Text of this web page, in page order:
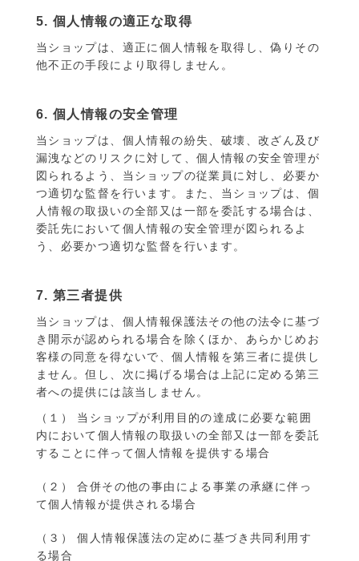
5. 個人情報の適正な取得
当ショップは、適正に個人情報を取得し、偽りその
他不正の手段により取得しません。
6. 個人情報の安全管理
当ショップは、個人情報の紛失、破壊、改ざん及び
漏洩などのリスクに対して、個人情報の安全管理が
図られるよう、当ショップの従業員に対し、必要か
つ適切な監督を行います。また、当ショップは、個
人情報の取扱いの全部又は一部を委託する場合は、
委託先において個人情報の安全管理が図られるよ
う、必要かつ適切な監督を行います。
7. 第三者提供
当ショップは、個人情報保護法その他の法令に基づ
き開示が認められる場合を除くほか、あらかじめお
客様の同意を得ないで、個人情報を第三者に提供し
ません。但し、次に掲げる場合は上記に定める第三
者への提供には該当しません。
（１） 当ショップが利用目的の達成に必要な範囲
内において個人情報の取扱いの全部又は一部を委託
することに伴って個人情報を提供する場合
（２） 合併その他の事由による事業の承継に伴っ
て個人情報が提供される場合
（３） 個人情報保護法の定めに基づき共同利用す
る場合